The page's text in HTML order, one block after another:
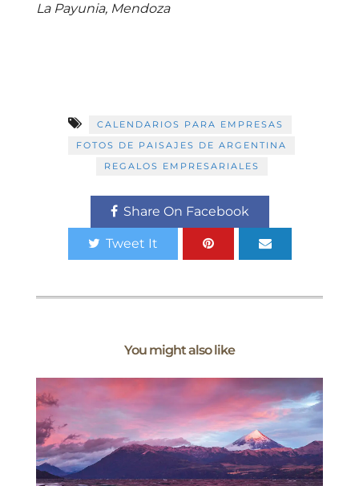
La Payunia, Mendoza
CALENDARIOS PARA EMPRESAS
FOTOS DE PAISAJES DE ARGENTINA
REGALOS EMPRESARIALES
Share On Facebook
Tweet It
You might also like